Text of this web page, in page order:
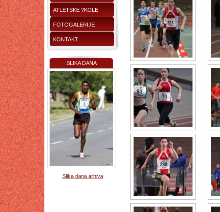
ATLETSKE ?KOLE
FOTOGALERIJE
KONTAKT
SLIKA DANA
Slika dana arhiva